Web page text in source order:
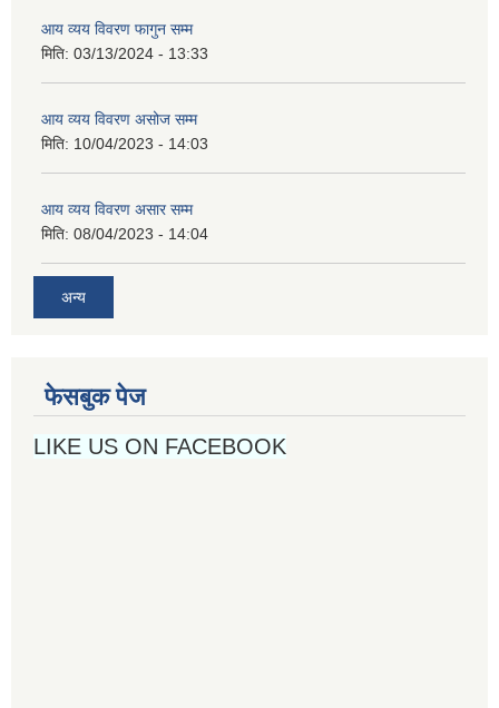
आय व्यय विवरण फागुन सम्म
मिति: 03/13/2024 - 13:33
आय व्यय विवरण असोज सम्म
मिति: 10/04/2023 - 14:03
आय व्यय विवरण असार सम्म
मिति: 08/04/2023 - 14:04
अन्य
फेसबुक पेज
LIKE US ON FACEBOOK